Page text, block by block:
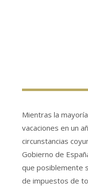
Mientras la
vacaciones en un
circunstancias
Gobierno de
que posiblemente
de impuestos de